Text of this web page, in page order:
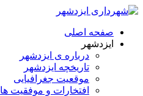
صفحه اصلی
ایزدشهر
درباره ی ایزدشهر
تاریخچه ایزدشهر
موقعیت جغرافیایی
افتخارات و موفقیت ها